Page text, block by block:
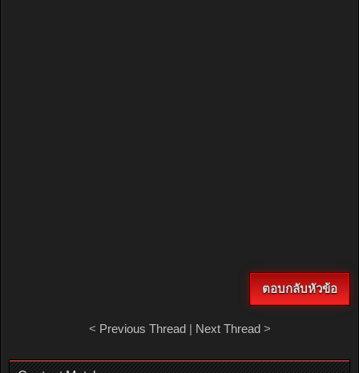
ตอบกลับหัวข้อ
< Previous Thread| Next Thread>